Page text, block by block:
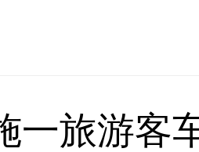
一旅游客